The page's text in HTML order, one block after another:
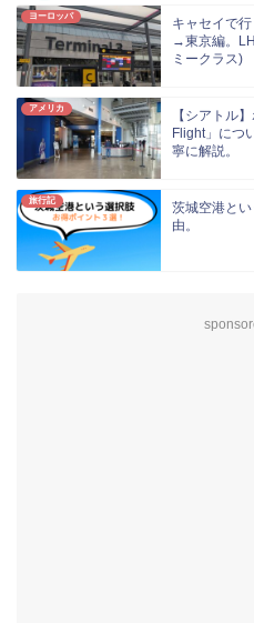
ヨーロッパ
キャセイで
→東京編。
ミークラス)
アメリカ
【シアトル
Flight」につ
寧に解説。
旅行記
茨城空港と
由。